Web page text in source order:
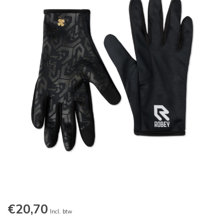
€20,70 Incl. btw